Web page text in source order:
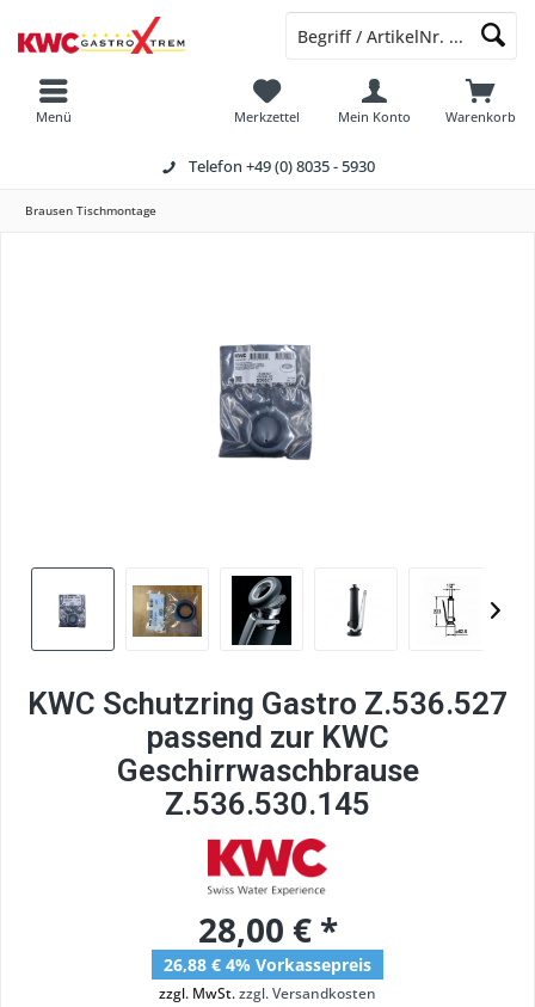
Telefon +49 (0) 8035 - 5930
Menü Warenkorb
Merkzettel Mein Konto
Brausen Tischmontage
KWC Schutzring Gastro Z.536.527
passend zur KWC
Geschirrwaschbrause
Z.536.530.145
28,00 € *
26,88 € 4% Vorkassepreis
zzgl. MwSt.zzgl. Versandkosten